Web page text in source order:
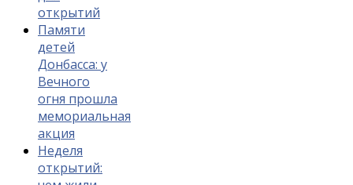
открытий
Памяти
детей
Донбасса: у
Вечного
огня прошла
мемориальная
акция
Неделя
открытий: